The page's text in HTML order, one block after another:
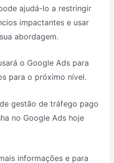
ajudá-lo a restringir
impactantes e usar
abordagem.
o Google Ads para
para o próximo nível.
gestão de tráfego pago
no Google Ads hoje
informações e para